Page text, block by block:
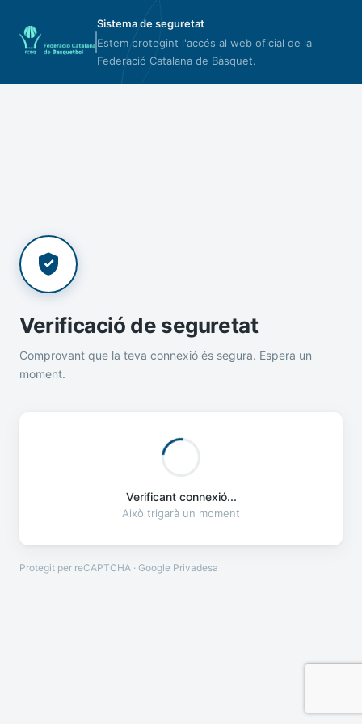
Sistema de seguretat
Estem protegint l'accés al web oficial de la
Federació Catalana de Bàsquet.
Verificació de seguretat
Comprovant que la teva connexió és segura. Espera un
moment.
Verificant connexió...
Això trigarà un moment
Protegit per reCAPTCHA · Google Privadesa